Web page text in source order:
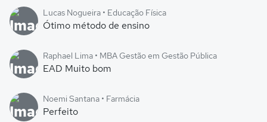
Lucas Nogueira • Educação Física
Ótimo método de ensino
Raphael Lima • MBA Gestão em Gestão Pública
EAD Muito bom
Noemi Santana • Farmácia
Perfeito